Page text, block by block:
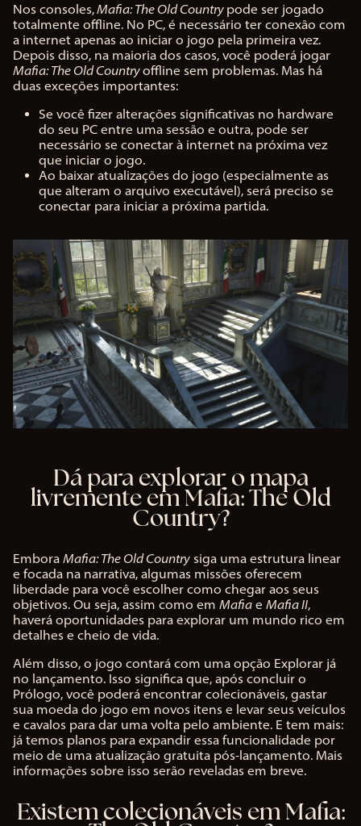
Nos consoles,Mafia: The Old Country pode ser jogado
totalmente offline. No PC, é necessário ter conexão com
a internet apenas ao iniciar o jogo pela primeira vez.
Depois disso, na maioria dos casos, você poderá jogar
Mafia: The Old Countryoffline sem problemas. Mas há
duas exceções importantes:
Se você fizer alterações significativas no hardware
do seu PC entre uma sessão e outra, pode ser
necessário se conectar à internet na próxima vez
que iniciar o jogo.
Ao baixar atualizações do jogo (especialmente as
que alteram o arquivo executável), será preciso se
conectar para iniciar a próxima partida.
Dá para explorar o mapa
livremente em Mafia: The Old
Country?
Embora Mafia: The Old Country siga uma estrutura linear
e focada na narrativa, algumas missões oferecem
liberdade para você escolher como chegar aos seus
objetivos. Ou seja, assim como em Mafia e Mafia II,
haverá oportunidades para explorar um mundo rico em
detalhes e cheio de vida.
Além disso, o jogo contará com uma opção Explorar já
no lançamento. Isso significa que, após concluir o
Prólogo, você poderá encontrar colecionáveis, gastar
sua moeda do jogo em novos itens e levar seus veículos
e cavalos para dar uma volta pelo ambiente. E tem mais:
já temos planos para expandir essa funcionalidade por
meio de uma atualização gratuita pós-lançamento. Mais
informações sobre isso serão reveladas em breve.
Existem colecionáveis em Mafia: